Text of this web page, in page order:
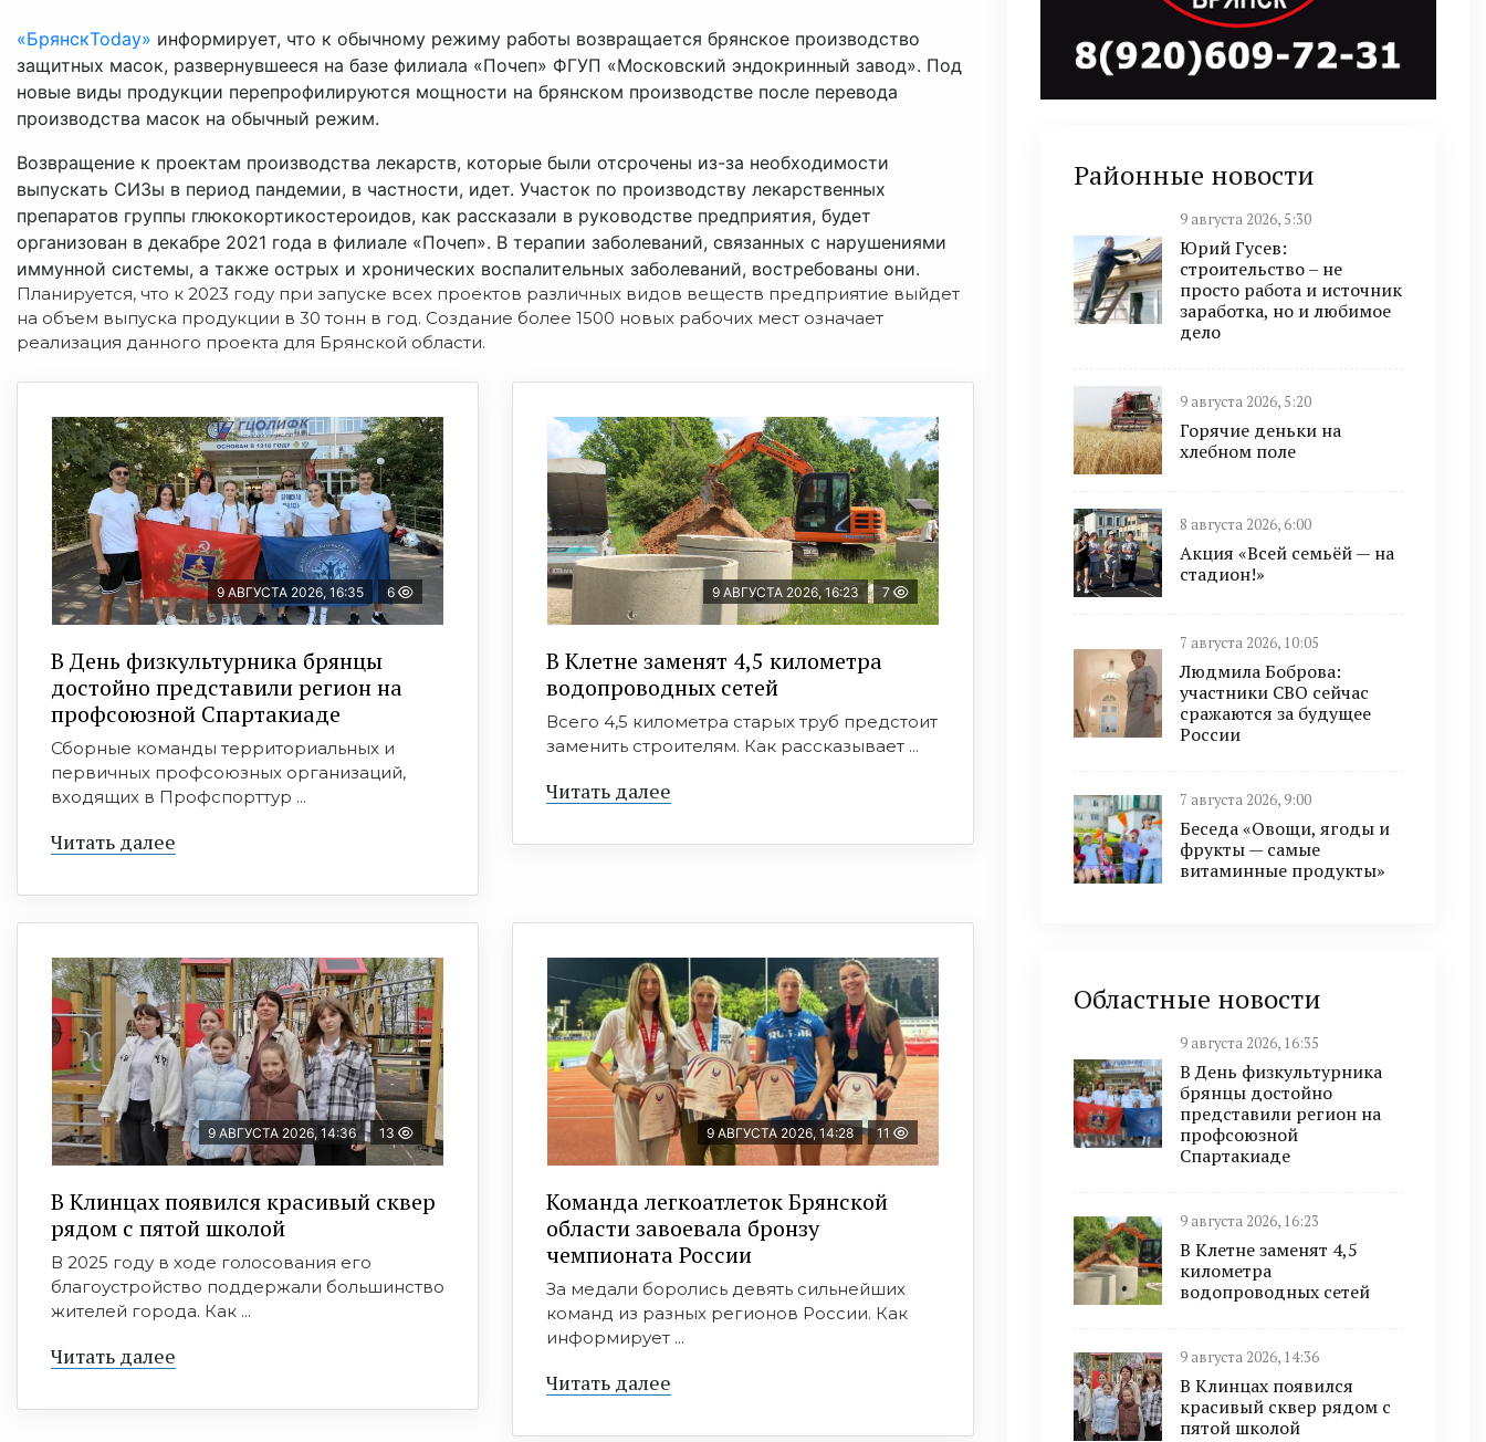
«БрянскToday» информирует, что к обычному режиму работы возвращается брянское производство
защитных масок, развернувшееся на базе филиала «Почеп» ФГУП «Московский эндокринный завод». Под
новые виды продукции перепрофилируются мощности на брянском производстве после перевода
производства масок на обычный режим.
Возвращение к проектам производства лекарств, которые были отсрочены из-за необходимости
выпускать СИЗы в период пандемии, в частности, идет. Участок по производству лекарственных
препаратов группы глюкокортикостероидов, как рассказали в руководстве предприятия, будет
организован в декабре 2021 года в филиале «Почеп». В терапии заболеваний, связанных с нарушениями
иммунной системы, а также острых и хронических воспалительных заболеваний, востребованы они.
Планируется, что к 2023 году при запуске всех проектов различных видов веществ предприятие выйдет
на объем выпуска продукции в 30 тонн в год. Создание более 1500 новых рабочих мест означает
реализация данного проекта для Брянской области.
9 АВГУСТА 2026, 16:35 6
В День физкультурника брянцы
достойно представили регион на
профсоюзной Спартакиаде
Сборные команды территориальных и
первичных профсоюзных организаций,
входящих в Профспорттур ...
Читать далее
9 АВГУСТА 2026, 16:23 7
В Клетне заменят 4,5 километра
водопроводных сетей
Всего 4,5 километра старых труб предстоит
заменить строителям. Как рассказывает ...
Читать далее
9 АВГУСТА 2026, 14:36 13
В Клинцах появился красивый сквер
рядом с пятой школой
В 2025 году в ходе голосования его
благоустройство поддержали большинство
жителей города. Как ...
Читать далее
9 АВГУСТА 2026, 14:28 11
Команда легкоатлеток Брянской
области завоевала бронзу
чемпионата России
За медали боролись девять сильнейших
команд из разных регионов России. Как
информирует ...
Читать далее
Районные новости
9 августа 2026, 5:30
Юрий Гусев:
строительство – не
просто работа и источник
заработка, но и любимое
дело
9 августа 2026, 5:20
Горячие деньки на
хлебном поле
8 августа 2026, 6:00
Акция «Всей семьёй — на
стадион!»
7 августа 2026, 10:05
Людмила Боброва:
участники СВО сейчас
сражаются за будущее
России
7 августа 2026, 9:00
Беседа «Овощи, ягоды и
фрукты — самые
витаминные продукты»
Областные новости
9 августа 2026, 16:35
В День физкультурника
брянцы достойно
представили регион на
профсоюзной
Спартакиаде
9 августа 2026, 16:23
В Клетне заменят 4,5
километра
водопроводных сетей
9 августа 2026, 14:36
В Клинцах появился
красивый сквер рядом с
пятой школой